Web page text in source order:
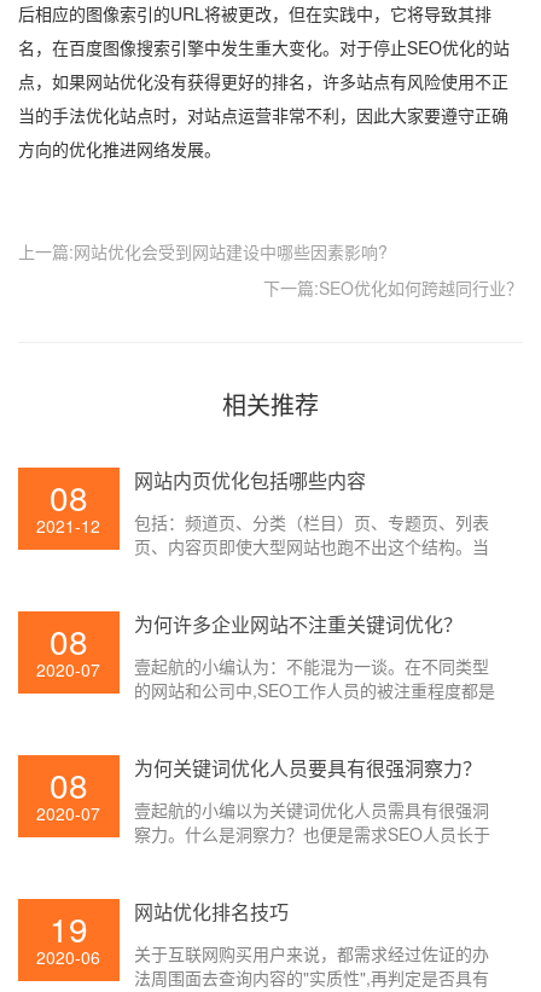
后相应的图像索引的URL将被更改，但在实践中，它将导致其排
名，在百度图像搜索引擎中发生重大变化。对于停止SEO优化的站
点，如果网站优化没有获得更好的排名，许多站点有风险使用不正
当的手法优化站点时，对站点运营非常不利，因此大家要遵守正确
方向的优化推进网络发展。
上一篇:网站优化会受到网站建设中哪些因素影响?
下一篇:SEO优化如何跨越同行业？
相关推荐
08
2021-12
网站内页优化包括哪些内容
包括：频道页、分类（栏目）页、专题页、列表
页、内容页即使大型网站也跑不出这个结构。当
可能就是因为页面太多的原因所以很多SEO新人
杂，我们把频道页、分类（栏目）页、列表页这
些页面都归为一类，内容页归为一类，专题页另
08
2020-07
为何许多企业网站不注重关键词优化？
壹起航的小编认为：不能混为一谈。在不同类型
的网站和公司中,SEO工作人员的被注重程度都是
08
2020-07
为何关键词优化人员要具有很强洞察力？
壹起航的小编以为关键词优化人员需具有很强洞
察力。什么是洞察力？也便是需求SEO人员长于
19
2020-06
网站优化排名技巧
关于互联网购买用户来说，都需求经过佐证的办
法周围面去查询内容的"实质性",再判定是否具有